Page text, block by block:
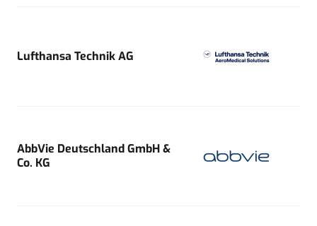
Lufthansa Technik AG
AbbVie Deutschland GmbH &
Co. KG